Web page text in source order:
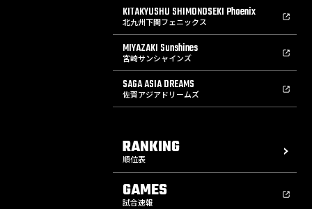
KITAKYUSHU SHIMONOSEKI Phoenix
北九州下関フェニックス
MIYAZAKI Sunshines
宮崎サンシャインズ
SAGA ASIA DREAMS
佐賀アジアドリームズ
RANKING
順位表
GAMES
試合速報